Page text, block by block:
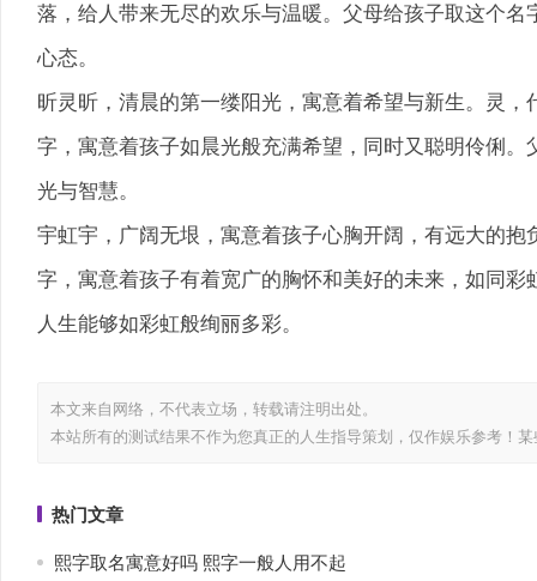
落，给人带来无尽的欢乐与温暖。父母给孩子取这个
心态。
昕灵昕，清晨的第一缕阳光，寓意着希望与新生。灵
字，寓意着孩子如晨光般充满希望，同时又聪明伶俐
光与智慧。
宇虹宇，广阔无垠，寓意着孩子心胸开阔，有远大的
字，寓意着孩子有着宽广的胸怀和美好的未来，如同
人生能够如彩虹般绚丽多彩。
本文来自网络，不代表立场，转载请注明出处。
本站所有的测试结果不作为您真正的人生指导策划，仅作娱乐参考！
热门文章
熙字取名寓意好吗 熙字一般人用不起